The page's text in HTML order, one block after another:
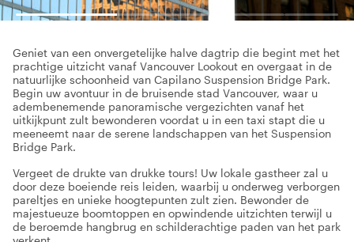
Geniet van een onvergetelijke halve dagtrip die begint met het
prachtige uitzicht vanaf Vancouver Lookout en overgaat in de
natuurlijke schoonheid van Capilano Suspension Bridge Park.
Begin uw avontuur in de bruisende stad Vancouver, waar u
adembenemende panoramische vergezichten vanaf het
uitkijkpunt zult bewonderen voordat u in een taxi stapt die u
meeneemt naar de serene landschappen van het Suspension
Bridge Park.
Vergeet de drukte van drukke tours! Uw lokale gastheer zal u
door deze boeiende reis leiden, waarbij u onderweg verborgen
pareltjes en unieke hoogtepunten zult zien. Bewonder de
majestueuze boomtoppen en opwindende uitzichten terwijl u
de beroemde hangbrug en schilderachtige paden van het park